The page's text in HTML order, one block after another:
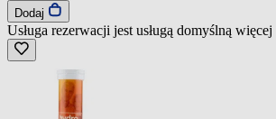
Dodaj
Usługa rezerwacji jest usługą domyślną więcej